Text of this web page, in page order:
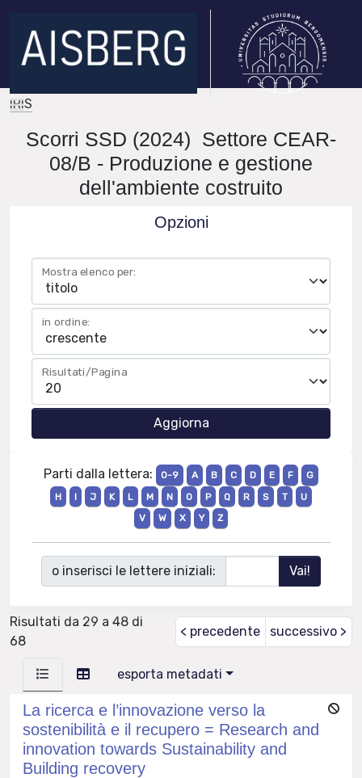
IRIS
Scorri SSD (2024) Settore CEAR-
08/B - Produzione e gestione
dell'ambiente costruito
Opzioni
Mostra elenco per:
in ordine:
Risultati/Pagina
Parti dalla lettera: 0-9 A B C D E F
G
H
I J K L M N O P Q R S T
U
V
W X Y Z
o inserisci le lettere iniziali:
Risultati da 29 a 48 di
68
< precedente successivo >
esporta metadati
La ricerca e l’innovazione verso la
sostenibilità e il recupero = Research and
innovation towards Sustainability and
Building recovery